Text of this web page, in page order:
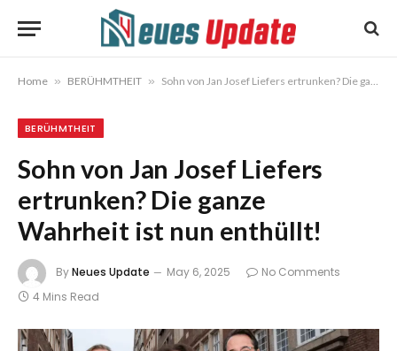
Home » BERÜHMTHEIT » Sohn von Jan Josef Liefers ertrunken? Die ganze Wahrheit ist nun enthüllt!
BERÜHMTHEIT
Sohn von Jan Josef Liefers
ertrunken? Die ganze
Wahrheit ist nun enthüllt!
ByNeues Update May 6, 2025
No Comments
4 Mins Read